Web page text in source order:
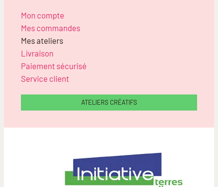
Mon compte
Mes commandes
Mes ateliers
Livraison
Paiement sécurisé
Service client
ATELIERS CRÉATIFS